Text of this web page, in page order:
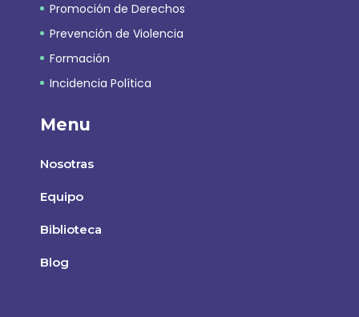
Promoción de Derechos
Prevención de Violencia
Formación
Incidencia Política
Menu
Nosotras
Equipo
Biblioteca
Blog